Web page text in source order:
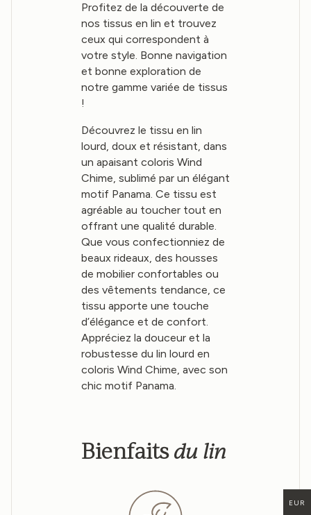
Profitez de la découverte de
nos tissus en lin et trouvez
ceux qui correspondent à
votre style. Bonne navigation
et bonne exploration de
notre gamme variée de tissus
!
Découvrez le tissu en lin
lourd, doux et résistant, dans
un apaisant coloris Wind
Chime, sublimé par un élégant
motif Panama. Ce tissu est
agréable au toucher tout en
offrant une qualité durable.
Que vous confectionniez de
beaux rideaux, des housses
de mobilier confortables ou
des vêtements tendance, ce
tissu apporte une touche
d’élégance et de confort.
Appréciez la douceur et la
robustesse du lin lourd en
coloris Wind Chime, avec son
chic motif Panama.
Bienfaitsdu lin
EUR